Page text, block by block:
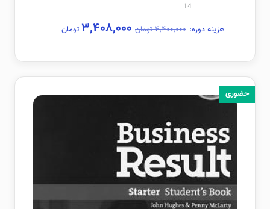
14
هزینه دوره: ۴,۴۰۰,۰۰۰ تومان ۳,۴۰۸,۰۰۰ تومان
حضوری